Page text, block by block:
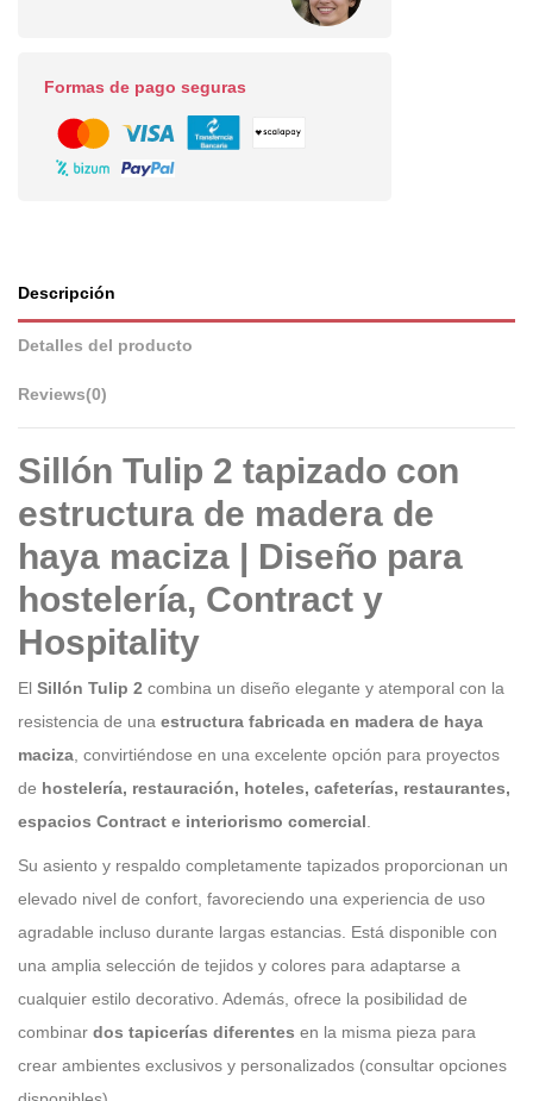
Formas de pago seguras
Descripción
Detalles del producto
Reviews(0)
Sillón Tulip 2 tapizado con
estructura de madera de
haya maciza | Diseño para
hostelería, Contract y
Hospitality
El Sillón Tulip 2 combina un diseño elegante y atemporal con la
resistencia de una estructura fabricada en madera de haya
maciza , convirtiéndose en una excelente opción para proyectos
de hostelería, restauración, hoteles, cafeterías, restaurantes,
espacios Contract e interiorismo comercial
Su asiento y respaldo completamente tapizados proporcionan un
elevado nivel de confort, favoreciendo una experiencia de uso
agradable incluso durante largas estancias. Está disponible con
una amplia selección de tejidos y colores para adaptarse a
cualquier estilo decorativo. Además, ofrece la posibilidad de
combinar dos tapicerías diferentes en la misma pieza para
crear ambientes exclusivos y personalizados (consultar opciones